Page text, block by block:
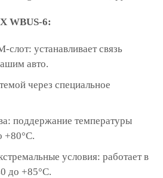
WBUS-6:
слот: устанавливает связь
авто.
через специальное
поддержание температуры
+80°C.
условия: работает в
до +85°C.